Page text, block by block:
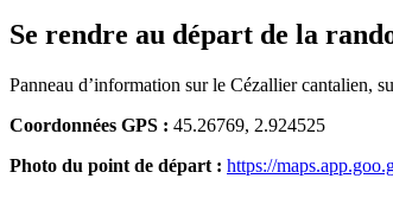
Se rendre au départ de la
Panneau d’information sur le Cézallier cantalien,
Coordonnées GPS : 45.26769, 2.924525
Photo du point de départ : https://